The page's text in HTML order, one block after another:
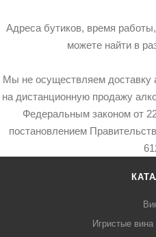
Адреса бутиков, время
можете найти в
Мы не осуществляем доставку
на дистанционную продажу
Федеральным законом от
постановлением
Игристые